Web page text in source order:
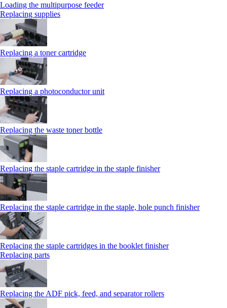
Loading the multipurpose feeder
Replacing supplies
Replacing a toner cartridge
Replacing a photoconductor unit
Replacing the waste toner bottle
Replacing the staple cartridge in the staple finisher
Replacing the staple cartridge in the staple, hole punch finisher
Replacing the staple cartridges in the booklet finisher
Replacing parts
Replacing the ADF pick, feed, and separator rollers